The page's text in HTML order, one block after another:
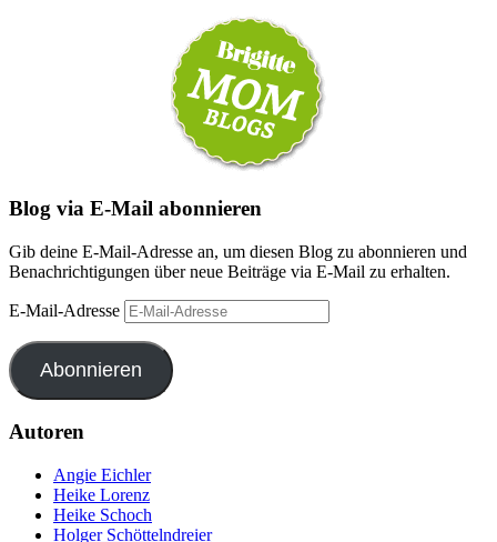
Blog via E-Mail abonnieren
Gib deine E-Mail-Adresse an, um diesen Blog zu abonnieren und
Benachrichtigungen über neue Beiträge via E-Mail zu erhalten.
E-Mail-Adresse
Abonnieren
Autoren
Angie Eichler
Heike Lorenz
Heike Schoch
Holger Schöttelndreier